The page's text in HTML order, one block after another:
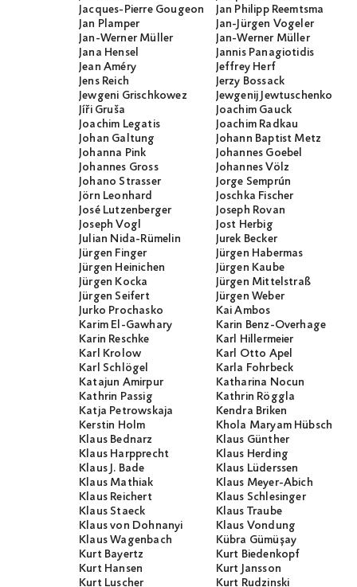
Jacques-Pierre Gougeon
Jan Philipp Reemtsma
Jan Plamper
Jan-Jürgen Vogeler
Jan-Werner Müller
Jan-Werner Müller
Jana Hensel
Jannis Panagiotidis
Jean Améry
Jeffrey Herf
Jens Reich
Jerzy Bossack
Jewgeni Grischkowez
Jewgenij Jewtuschenko
Jíři Gruša
Joachim Gauck
Joachim Legatis
Joachim Radkau
Johan Galtung
Johann Baptist Metz
Johanna Pink
Johannes Goebel
Johannes Gross
Johannes Völz
Johano Strasser
Jorge Semprún
Jörn Leonhard
Joschka Fischer
José Lutzenberger
Joseph Rovan
Joseph Vogl
Jost Herbig
Julian Nida-Rümelin
Jurek Becker
Jürgen Finger
Jürgen Habermas
Jürgen Heinichen
Jürgen Kaube
Jürgen Kocka
Jürgen Mittelstraß
Jürgen Seifert
Jürgen Weber
Jurko Prochasko
Kai Ambos
Karim El-Gawhary
Karin Benz-Overhage
Karin Reschke
Karl Hillermeier
Karl Krolow
Karl Otto Apel
Karl Schlögel
Karla Fohrbeck
Katajun Amirpur
Katharina Nocun
Kathrin Passig
Kathrin Röggla
Katja Petrowskaja
Kendra Briken
Kerstin Holm
Khola Maryam Hübsch
Klaus Bednarz
Klaus Günther
Klaus Harpprecht
Klaus Herding
Klaus J. Bade
Klaus Lüderssen
Klaus Mathiak
Klaus Meyer-Abich
Klaus Reichert
Klaus Schlesinger
Klaus Staeck
Klaus Traube
Klaus von Dohnanyi
Klaus Vondung
Klaus Wagenbach
Kübra Gümüşay
Kurt Bayertz
Kurt Biedenkopf
Kurt Hansen
Kurt Jansson
Kurt Luscher
Kurt Rudzinski